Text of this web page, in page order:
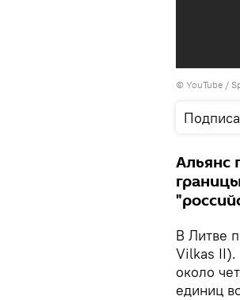
© YouTube /
Альянс
В Литве
Vilkas II).
около
единиц